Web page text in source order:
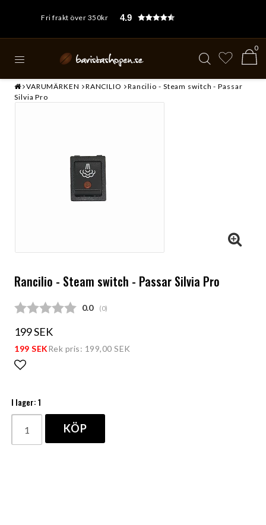
Fri frakt över 350kr 4.9
0
VARUMÄRKEN RANCILIO
Rancilio - Steam switch - Passar
Silvia Pro
Rancilio - Steam switch - Passar Silvia Pro
Snittbetyg:
0.0 (röster:
0)
199 SEK
199 SEKRek pris: 199,00 SEK
I lager: 1
KÖP